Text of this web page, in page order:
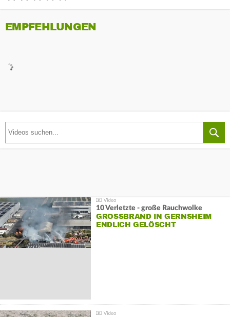
EMPFEHLUNGEN
10 Verletzte - große Rauchwolke
GROSSBRAND IN GERNSHEIM E
NDLICH GELÖSCHT